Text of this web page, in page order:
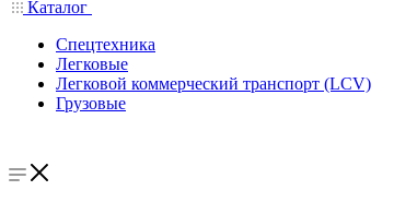
Каталог
Спецтехника
Легковые
Легковой коммерческий транспорт (LCV)
Грузовые